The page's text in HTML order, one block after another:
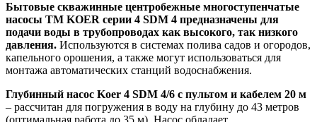
Бытовые скважинные центробежные многоступенчатые
насосы ТМ KOER серии 4 SDM 4 предназначены для
подачи воды в трубопроводах как высокого, так низкого
давления. Используются в системах полива садов и огородов,
капельного орошения, а также могут использоваться для
монтажа автоматических станций водоснабжения.
Глубинный насос Koer 4 SDM 4/6 с пультом и кабелем 20 м
– рассчитан для погружения в воду на глубину до 43 метров
(оптимальная работа до 35 м). Насос обладает